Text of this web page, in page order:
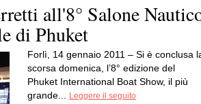
all'8° Salone
di Phuket
Forlì, 14 gennaio 2011 – Si è conclusa
scorsa domenica, l’8° edizione del
Phuket International Boat Show, il più
grande... Leggere il seguito